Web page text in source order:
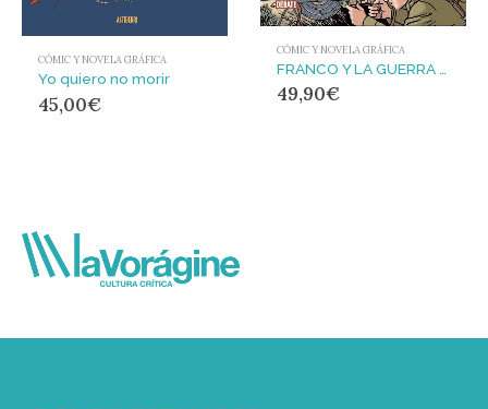
CÓMIC Y NOVELA GRÁFICA
Yo quiero no morir
45,00€
CÓMIC Y NOVELA GRÁFICA
49,90€